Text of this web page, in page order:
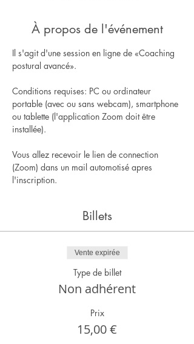
À propos de l'événement
Il s'agit d'une session en ligne de «Coaching
postural avancé».
Conditions requises: PC ou ordinateur
portable (avec ou sans webcam), smartphone
ou tablette (l'application Zoom doit être
installée).
Vous allez recevoir le lien de connection
(Zoom) dans un mail automotisé apres
l'inscription.
Billets
Vente expirée
Type de billet
Non adhérent
Prix
15,00 €